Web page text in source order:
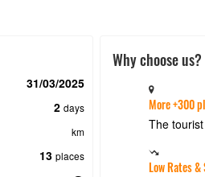
31/03/2025
2 days
km
13 places
Why choose us?
More +300
The
Low Rates